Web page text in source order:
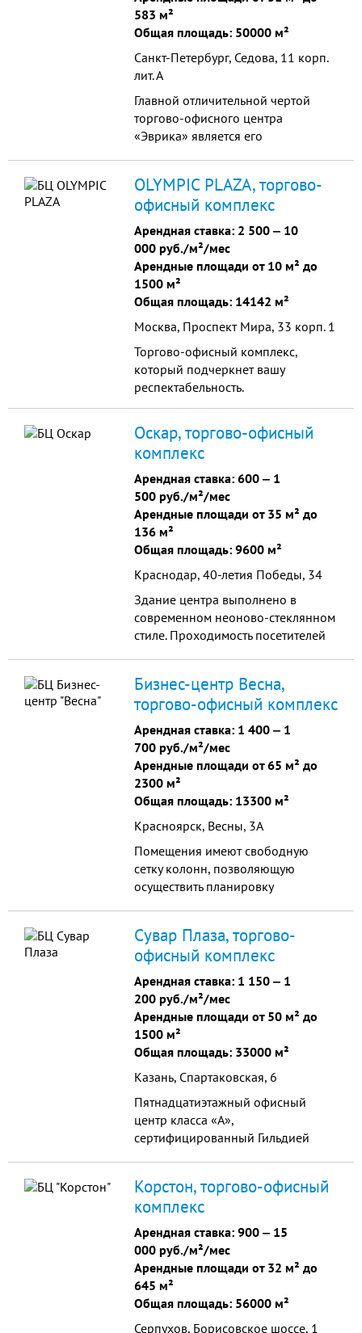
583 м²
Общая площадь: 50000 м²
Санкт-Петербург, Седова, 11 корп.
лит. А
Главной отличительной чертой
торгово-офисного центра
«Эврика» является его
офисные помещения, на трёх
нижних этажах - торговая зона,
фитнес-центр, салон красоты,
заведения общественного питания
OLYMPIC PLAZA, торгово-
офисный комплекс
Арендная ставка: 2 500 ‒ 10
000 руб./м²/мес
Арендные площади от 10 м² до
1500 м²
Общая площадь: 14142 м²
Москва, Проспект Мира, 33 корп. 1
Торгово-офисный комплекс,
который подчеркнет вашу
респектабельность.
Оскар, торгово-офисный
комплекс
Арендная ставка: 600 ‒ 1
500 руб./м²/мес
Арендные площади от 35 м² до
136 м²
Общая площадь: 9600 м²
Краснодар, 40-летия Победы, 34
Здание центра выполнено в
современном неоново-стеклянном
стиле. Проходимость посетителей
первых этажах и офисный
помещений, находящихся выше.
Бизнес-центр Весна,
торгово-офисный комплекс
Арендная ставка: 1 400 ‒ 1
700 руб./м²/мес
Арендные площади от 65 м² до
2300 м²
Общая площадь: 13300 м²
Красноярск, Весны, 3А
Помещения имеют свободную
сетку колонн, позволяющую
осуществить планировку
Сувар Плаза, торгово-
офисный комплекс
Арендная ставка: 1 150 ‒ 1
200 руб./м²/мес
Арендные площади от 50 м² до
1500 м²
Общая площадь: 33000 м²
Казань, Спартаковская, 6
Пятнадцатиэтажный офисный
центр класса «А»,
сертифицированный Гильдией
городе Торговым Центром
формата «Лакшери».
Корстон, торгово-офисный
комплекс
Арендная ставка: 900 ‒ 15
000 руб./м²/мес
Арендные площади от 32 м² до
645 м²
Общая площадь: 56000 м²
Серпухов, Борисовское шоссе, 1